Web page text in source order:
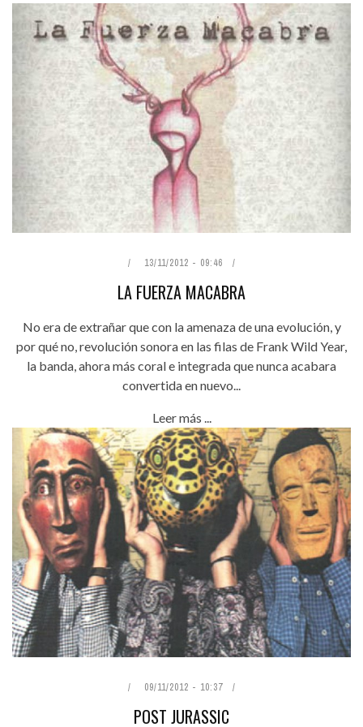
13/11/2012 - 09:46
LA FUERZA MACABRA
No era de extrañar que con la amenaza de una evolución, y
por qué no, revolución sonora en las filas de Frank Wild Year,
la banda, ahora más coral e integrada que nunca acabara
convertida en nuevo...
Leer más ...
09/11/2012 - 10:37
POST JURASSIC